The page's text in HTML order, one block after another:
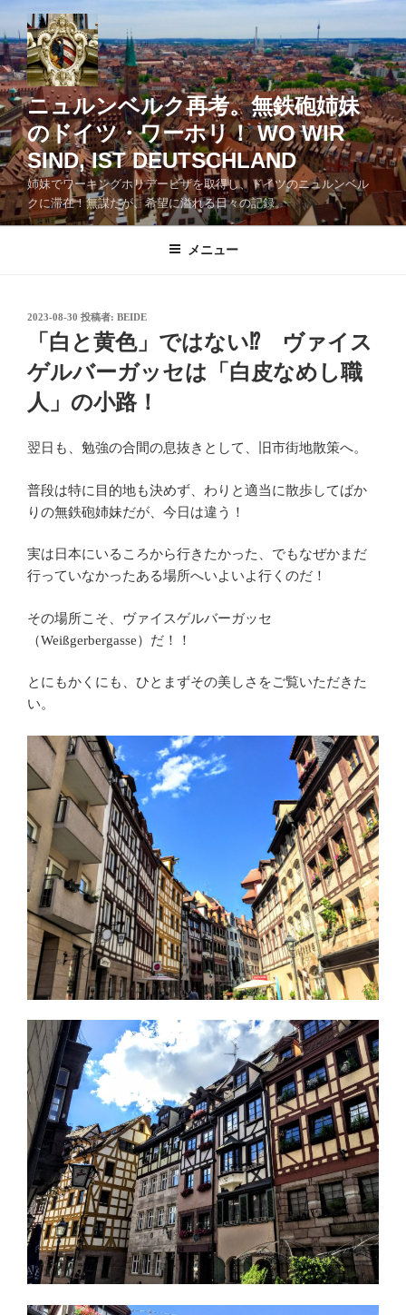
コ
ン
テ
ン
ツ
へ
ス
キ
ッ
プ
ニュルンベルク再考。無鉄砲姉妹
のドイツ・ワーホリ！ WO WIR
SIND, IST DEUTSCHLAND
姉妹でワーキングホリデービザを取得し、ドイツのニュルンベル
クに滞在！無謀だが、希望に溢れる日々の記録。
メニュー
投
2023-08-30 投稿者: BEIDE
「白と黄色」ではない⁉ ヴァイス
ゲルバーガッセは「白皮なめし職
人」の小路！
翌日も、勉強の合間の息抜きとして、旧市街地散策へ。
普段は特に目的地も決めず、わりと適当に散歩してばか
りの無鉄砲姉妹だが、今日は違う！
実は日本にいるころから行きたかった、でもなぜかまだ
行っていなかったある場所へいよいよ行くのだ！
その場所こそ、ヴァイスゲルバーガッセ
（Weißgerbergasse）だ！！
とにもかくにも、ひとまずその美しさをご覧いただきた
い。